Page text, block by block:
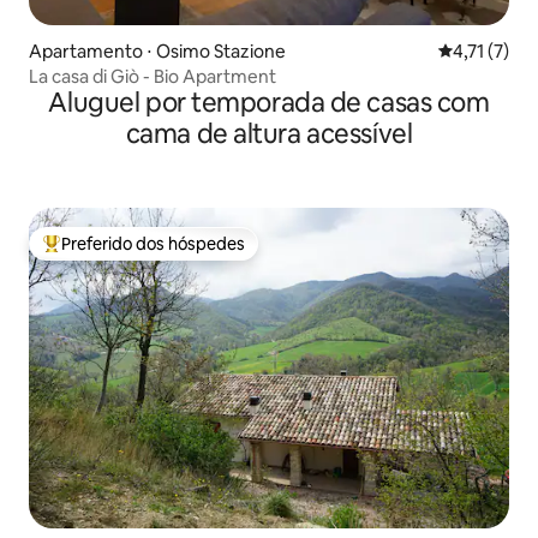
Apartamento ⋅ Osimo Stazione 4,71 de
4,71 (7)
La casa di Giò - Bio Apartment
Aluguel por temporada de casas com
cama de altura acessível
Entre os melhores preferidos dos hóspedes
Preferido dos hóspedes